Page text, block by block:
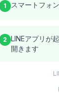
1 スマートフォ
2 LINEアプリが
開きます